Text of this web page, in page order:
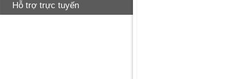
Hỗ trợ trực tuyến